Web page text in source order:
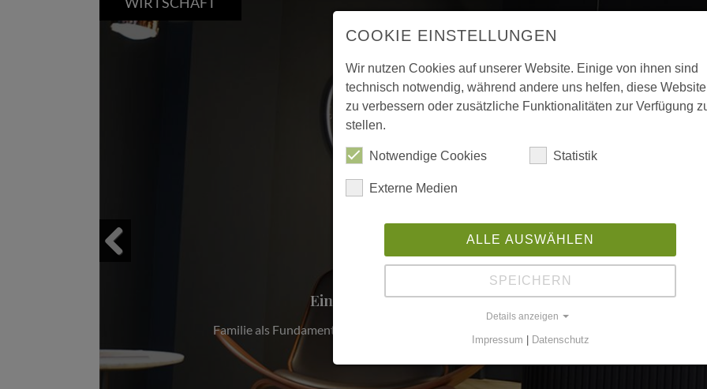
Zu Besuch bei Familie Loeser
Ein Familienunternehmen im Herzen der Stadt Braunschweig
Familie als Fundament Robert Loeser ist Geschäftsführer der Loeser Braunschweig GmbH. Zur
seiner Frau Janet auch die beiden…
COOKIE EINSTELLUNGEN
Wir nutzen Cookies auf unserer Website. Einige von ihnen sind
technisch notwendig, während andere uns helfen, diese Website
zu verbessern oder zusätzliche Funktionalitäten zur Verfügung
stellen.
Notwendige Cookies Statistik
Externe Medien
ALLE AUSWÄHLEN
SPEICHERN
Details anzeigen
Impressum | Datenschutz